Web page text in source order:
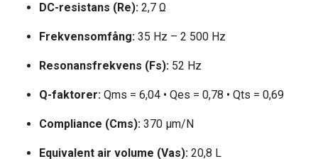
DC-resistans (Re): 2,7 Ω
Frekvensomfång: 35 Hz – 2 500 Hz
Resonansfrekvens (Fs): 52 Hz
Q-faktorer: Qms = 6,04 • Qes = 0,78 • Qts = 0,69
Compliance (Cms): 370 µm/N
Equivalent air volume (Vas): 20,8 L